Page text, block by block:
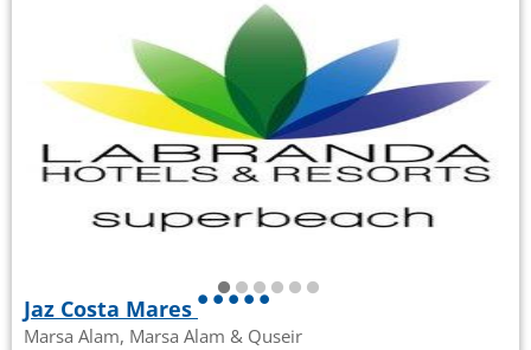
Jaz Costa Mares
Marsa Alam, Marsa Alam & Quseir